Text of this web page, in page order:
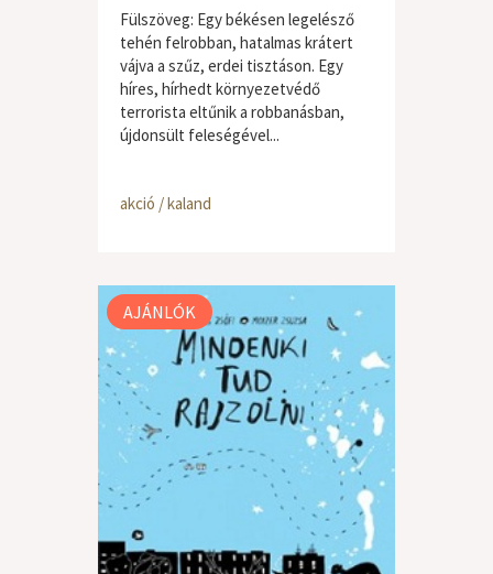
Fülszöveg: Egy békésen legelésző
tehén felrobban, hatalmas krátert
vájva a szűz, erdei tisztáson. Egy
híres, hírhedt környezetvédő
terrorista eltűnik a robbanásban,
újdonsült feleségével...
akció / kaland
AJÁNLÓK